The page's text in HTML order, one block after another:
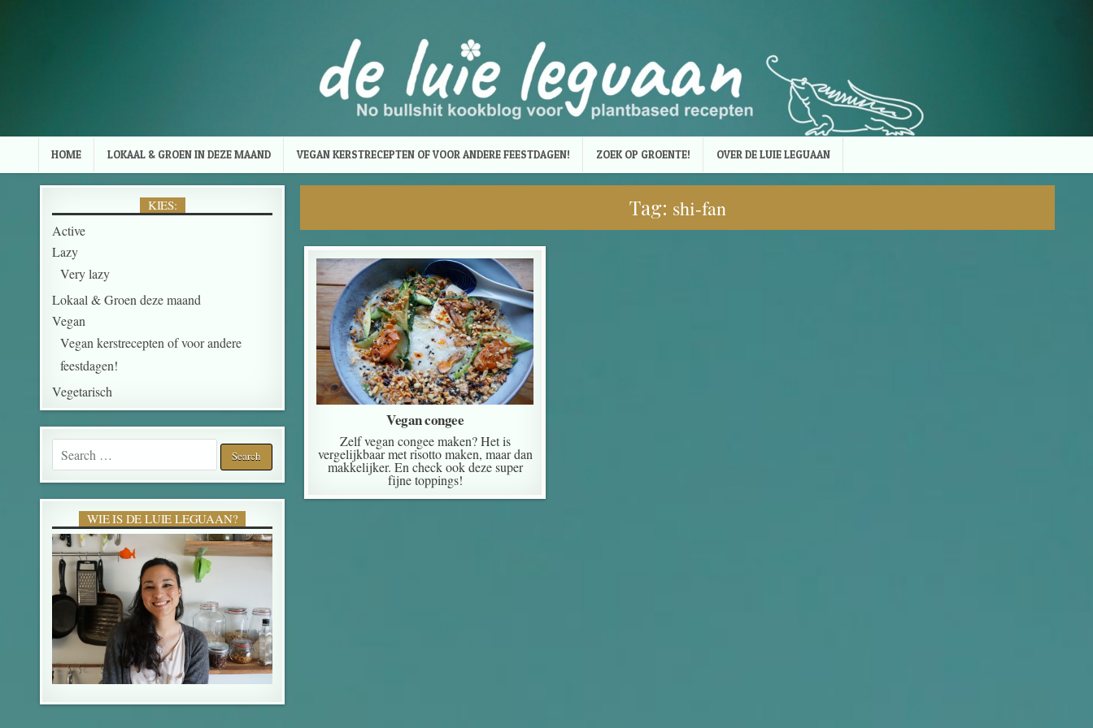
HOME LOKAAL & GROEN IN DEZE MAAND VEGAN KERSTRECEPTEN OF VOOR ANDERE FEESTDAGEN! ZOEK OP GROENTE! OVER DE LUIE LEGUAAN
Tag: shi-fan
Vegan congee
Zelf vegan congee maken? Het is
vergelijkbaar met risotto maken, maar dan
makkelijker. En check ook deze super
fijne toppings!
KIES:
Active
Lazy
Very lazy
Lokaal & Groen deze maand
Vegan
Vegan kerstrecepten of voor andere
feestdagen!
Vegetarisch
Search for:
WIE IS DE LUIE LEGUAAN?